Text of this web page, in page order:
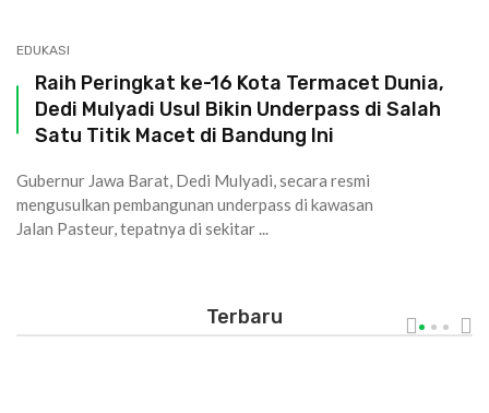
EDUKASI
Raih Peringkat ke-16 Kota Termacet Dunia,
Dedi Mulyadi Usul Bikin Underpass di Salah
Satu Titik Macet di Bandung Ini
Gubernur Jawa Barat, Dedi Mulyadi, secara resmi
mengusulkan pembangunan underpass di kawasan
Jalan Pasteur, tepatnya di sekitar ...
Terbaru